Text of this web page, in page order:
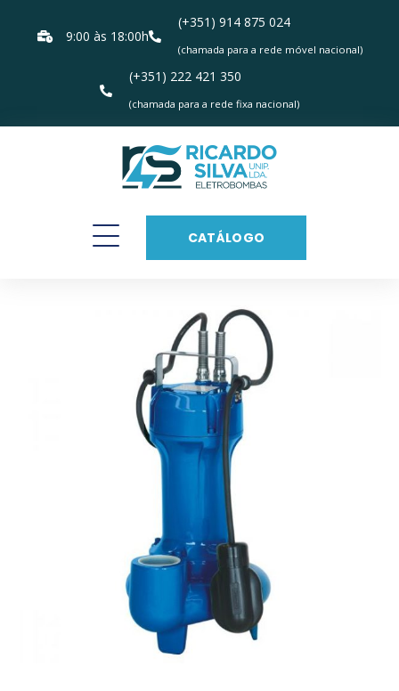
9:00 às 18:00h
(+351) 914 875 024
(chamada para a rede móvel nacional)
(+351) 222 421 350
(chamada para a rede fixa nacional)
CATÁLOGO